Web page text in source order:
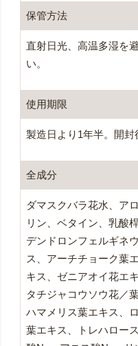
保管方法
直射日光、高温多湿を
い。
使用期限
製造日より1年半。開封
全成分
ダマスクバラ花水、ア
リン、ベタイン、乳酸
デンドロンフェルギネ
ス、アーチチョーク葉
キス、ゼニアオイ花エ
タチジャコウソウ花／
ハマメリス葉エキス、
葉エキス、トレハロー